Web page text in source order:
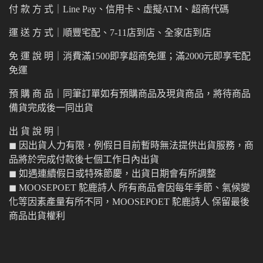
付 款 方 式｜Line Pay、信用卡、虛擬ATM、超商代碼
運 送 方 式｜順豐宅配、7-11店到店、全家店到店
免 運 說 明｜消費滿1500即享超商免運；滿2000元即享宅配
免運
預 購 商 品｜同筆訂單如有預購商品及現貨商品，將待商品
備貨完成後一同出貨
出 貨 說 明｜
◼︎ 因出貨人力有限，例假日目前暫時無法提供出貨服務，商
品將於完成付款後七個工作日內出貨
◼︎ 如遇連續假日或特殊節慶，出貨日期會有所調整
◼︎ MOOSEPOET 駝鹿詩人 所有商品會因每年季節、氣候變
化等因素產量有所不同，MOOSEPOET 駝鹿詩人 保留最後
商品出貨權利